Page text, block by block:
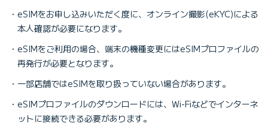
eSIMをお申し込みいただく度に、オンライン撮影(eKYC)による
本人確認が必要になります。
eSIMをご利用の場合、端末の機種変更にはeSIMプロファイルの
再発行が必要となります。
一部店舗ではeSIMを取り扱っていない場合があります。
eSIMプロファイルのダウンロードには、Wi-Fiなどでインターネ
ットに接続できる必要があります。